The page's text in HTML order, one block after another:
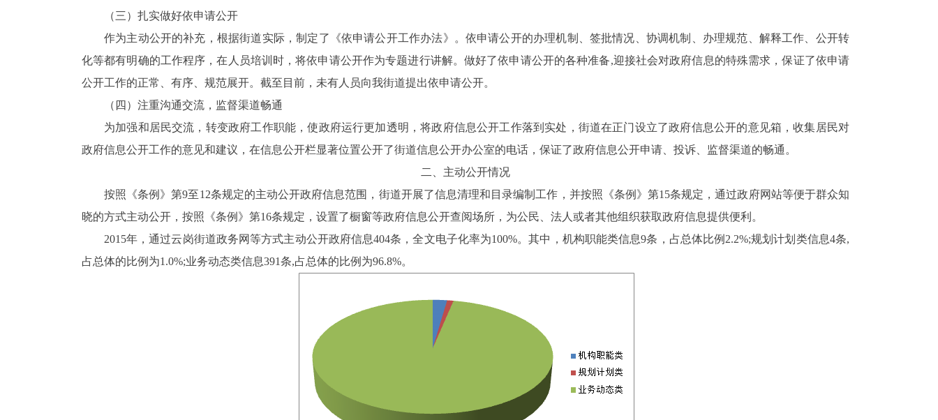
（三）扎实做好依申请公开
作为主动公开的补充，根据街道实际，制定了《依申请公开工作办法》。依申请公开的办理机制、签批情况、协调机制、办理规范、解释工作、公开转
化等都有明确的工作程序，在人员培训时，将依申请公开作为专题进行讲解。做好了依申请公开的各种准备,迎接社会对政府信息的特殊需求，保证了依申请
公开工作的正常、有序、规范展开。截至目前，未有人员向我街道提出依申请公开。
（四）注重沟通交流，监督渠道畅通
为加强和居民交流，转变政府工作职能，使政府运行更加透明，将政府信息公开工作落到实处，街道在正门设立了政府信息公开的意见箱，收集居民对
政府信息公开工作的意见和建议，在信息公开栏显著位置公开了街道信息公开办公室的电话，保证了政府信息公开申请、投诉、监督渠道的畅通。
二、 主动公开情况
按照《条例》第9至12条规定的主动公开政府信息范围，街道开展了信息清理和目录编制工作，并按照《条例》第15条规定，通过政府网站等便于群众知
晓的方式主动公开，按照《条例》第16条规定，设置了橱窗等政府信息公开查阅场所，为公民、法人或者其他组织获取政府信息提供便利。
2015年，通过云岗街道政务网等方式主动公开政府信息404条，全文电子化率为100%。其中，机构职能类信息9条，占总体比例 2.2%;规划计划类信息4条,
占总体的比例为1.0%;业务动态类信息391条,占总体的比例为96.8%。